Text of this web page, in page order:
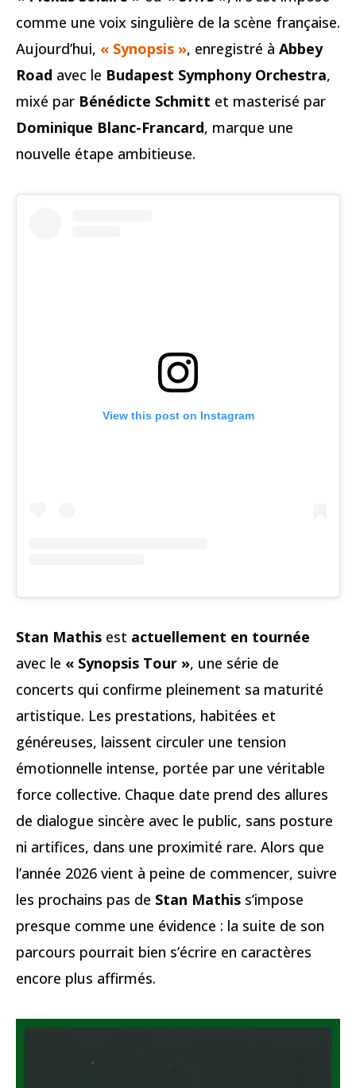
comme une voix singulière de la scène française.
Aujourd’hui, « Synopsis », enregistré à Abbey
Road avec le Budapest Symphony Orchestra,
mixé par Bénédicte Schmitt et masterisé par
Dominique Blanc-Francard, marque une
nouvelle étape ambitieuse.
View this post on Instagram
Stan Mathis est actuellement en tournée
avec le « Synopsis Tour », une série de
concerts qui confirme pleinement sa maturité
artistique. Les prestations, habitées et
généreuses, laissent circuler une tension
émotionnelle intense, portée par une véritable
force collective. Chaque date prend des allures
de dialogue sincère avec le public, sans posture
ni artifices, dans une proximité rare. Alors que
l’année 2026 vient à peine de commencer, suivre
les prochains pas de Stan Mathis s’impose
presque comme une évidence : la suite de son
parcours pourrait bien s’écrire en caractères
encore plus affirmés.